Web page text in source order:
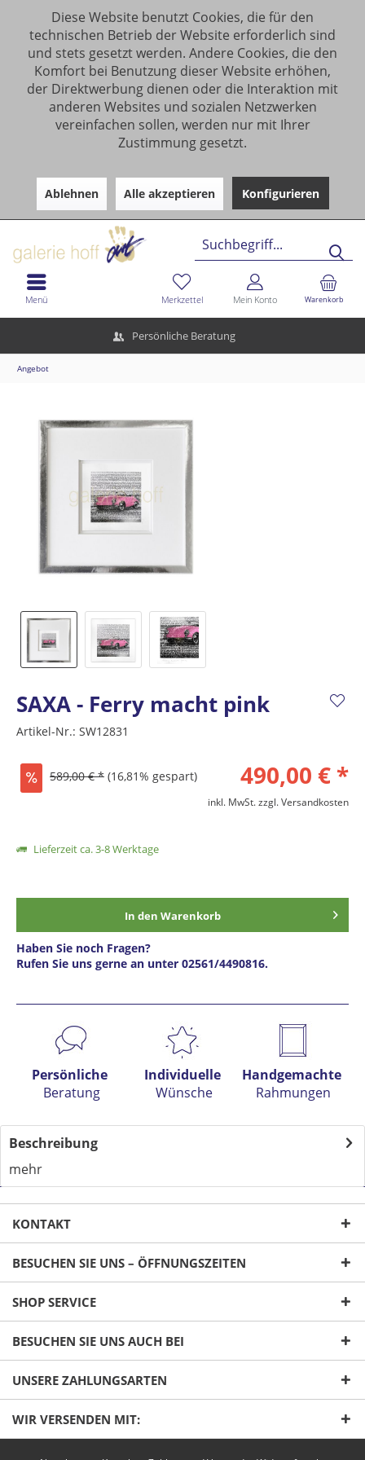
Diese Website benutzt Cookies, die für den
technischen Betrieb der Website erforderlich sind
und stets gesetzt werden. Andere Cookies, die den
Komfort bei Benutzung dieser Website erhöhen,
der Direktwerbung dienen oder die Interaktion mit
anderen Websites und sozialen Netzwerken
vereinfachen sollen, werden nur mit Ihrer
Zustimmung gesetzt.
Ablehnen Alle akzeptieren Konfigurieren
Persönliche Beratung
Warenkorb
Merkzettel Mein Konto
Menü
Angebot
SAXA - Ferry macht pink
Artikel-Nr.: SW12831
490,00 € *
589,00 € * (16,81% gespart)
inkl. MwSt.zzgl. Versandkosten
Lieferzeit ca. 3-8 Werktage
In den Warenkorb
Haben Sie noch Fragen?
Rufen Sie uns gerne an unter 02561/4490816.
Preis anfragen
Ich habe dieDatenschutzerklärunggelesen,
verstanden und stimme zu. *
Senden
Persönliche
Beratung
Individuelle
Wünsche
Handgemachte
Rahmungen
Beschreibung
mehr
KONTAKT
BESUCHEN SIE UNS – ÖFFNUNGSZEITEN
SHOP SERVICE
BESUCHEN SIE UNS AUCH BEI
UNSERE ZAHLUNGSARTEN
WIR VERSENDEN MIT: